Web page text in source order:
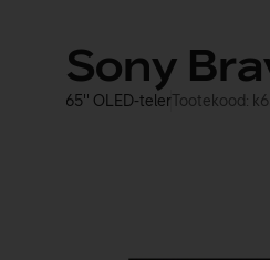
Sony
65'' OLED-telerTootekood: